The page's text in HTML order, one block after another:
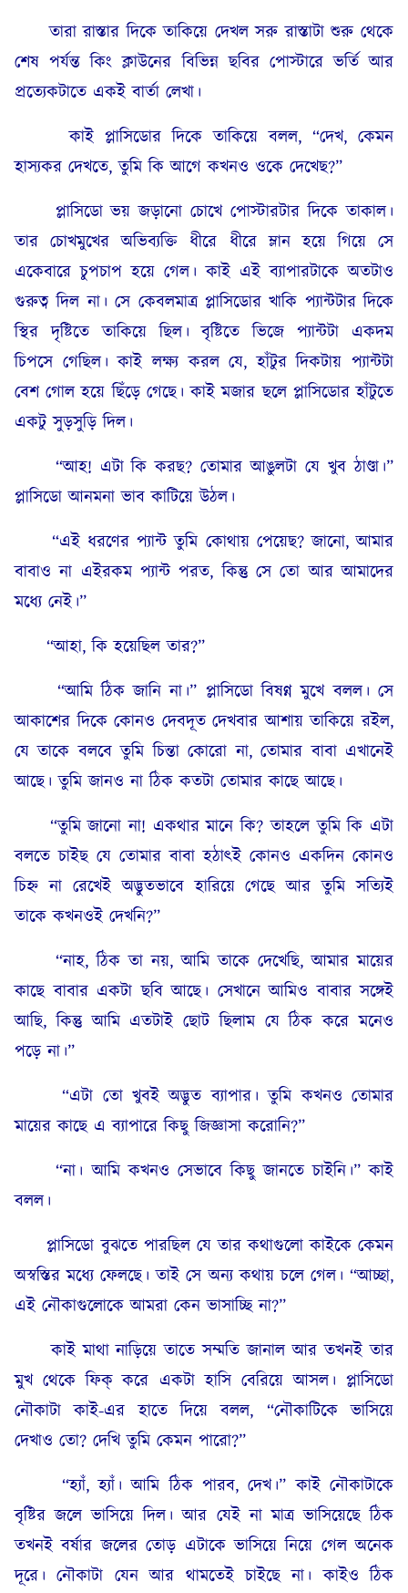
তারা রাস্তার দিকে তাকিয়ে দেখল সরু রাস্তাটা শুরু থেকে
শেষ পর্যন্ত কিং ক্লাউনের বিভিন্ন ছবির পোস্টারে ভর্তি আর
প্রত্যেকটাতে একই বার্তা লেখা।
কাই প্লাসিডোর দিকে তাকিয়ে বলল, “দেখ, কেমন
হাস্যকর দেখতে, তুমি কি আগে কখনও ওকে দেখেছ?”
প্লাসিডো ভয় জড়ানো চোখে পোস্টারটার দিকে তাকাল।
তার চোখমুখের অভিব্যক্তি ধীরে ধীরে ম্লান হয়ে গিয়ে সে
একেবারে চুপচাপ হয়ে গেল। কাই এই ব‍্যাপারটাকে অতটাও
গুরুত্ব দিল না। সে কেবলমাত্র প্লাসিডোর খাকি প্যান্টটার দিকে
স্থির দৃষ্টিতে তাকিয়ে ছিল। বৃষ্টিতে ভিজে প্যান্টটা একদম
চিপসে গেছিল। কাই লক্ষ্য করল যে, হাঁটুর দিকটায় প্যান্টটা
বেশ গোল হয়ে ছিঁড়ে গেছে। কাই মজার ছলে প্লাসিডোর হাঁটুতে
একটু সুড়সুড়ি দিল।
“আহ! এটা কি করছ? তোমার আঙুলটা যে খুব ঠাণ্ডা।”
প্লাসিডো আনমনা ভাব কাটিয়ে উঠল।
“এই ধরণের প্যান্ট তুমি কোথায় পেয়েছ? জানো, আমার
বাবাও না এইরকম প্যান্ট পরত, কিন্তু সে তো আর আমাদের
মধ্যে নেই।”
“আহা, কি হয়েছিল তার?”
“আমি ঠিক জানি না।” প্লাসিডো বিষণ্ন মুখে বলল। সে
আকাশের দিকে কোনও দেবদূত দেখবার আশায় তাকিয়ে রইল,
যে তাকে বলবে তুমি চিন্তা কোরো না, তোমার বাবা এখানেই
আছে। তুমি জানও না ঠিক কতটা তোমার কাছে আছে।
“তুমি জানো না! একথার মানে কি? তাহলে তুমি কি এটা
বলতে চাইছ যে তোমার বাবা হঠাৎই কোনও একদিন কোনও
চিহ্ন না রেখেই অদ্ভুতভাবে হারিয়ে গেছে আর তুমি সত্যিই
তাকে কখনওই দেখনি?”
“নাহ, ঠিক তা নয়, আমি তাকে দেখেছি, আমার মায়ের
কাছে বাবার একটা ছবি আছে। সেখানে আমিও বাবার সঙ্গেই
আছি, কিন্তু আমি এতটাই ছোট ছিলাম যে ঠিক করে মনেও
পড়ে না।”
“এটা তো খুবই অদ্ভুত ব্যাপার। তুমি কখনও তোমার
মায়ের কাছে এ ব্যাপারে কিছু জিজ্ঞাসা করোনি?”
“না। আমি কখনও সেভাবে কিছু জানতে চাইনি।” কাই
বলল।
প্লাসিডো বুঝতে পারছিল যে তার কথাগুলো কাইকে কেমন
অস্বস্তির মধ্যে ফেলছে। তাই সে অন্য কথায় চলে গেল। “আচ্ছা,
এই নৌকাগুলোকে আমরা কেন ভাসাচ্ছি না?”
কাই মাথা নাড়িয়ে তাতে সম্মতি জানাল আর তখনই তার
মুখ থেকে ফিক্ করে একটা হাসি বেরিয়ে আসল। প্লাসিডো
নৌকাটা কাই-এর হাতে দিয়ে বলল, “নৌকাটিকে ভাসিয়ে
দেখাও তো? দেখি তুমি কেমন পারো?”
“হ্যাঁ, হ্যাঁ। আমি ঠিক পারব, দেখ।” কাই নৌকাটাকে
বৃষ্টির জলে ভাসিয়ে দিল। আর যেই না মাত্র ভাসিয়েছে ঠিক
তখনই বর্ষার জলের তোড় এটাকে ভাসিয়ে নিয়ে গেল অনেক
দূরে। নৌকাটা যেন আর থামতেই চাইছে না। কাইও ঠিক